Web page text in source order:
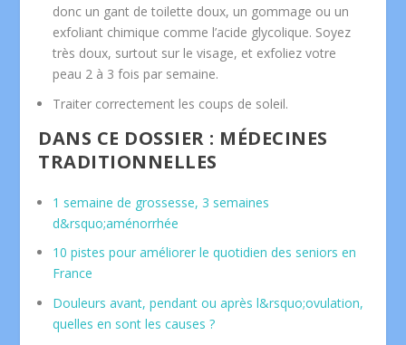
donc un gant de toilette doux, un gommage ou un
exfoliant chimique comme l’acide glycolique. Soyez
très doux, surtout sur le visage, et exfoliez votre
peau 2 à 3 fois par semaine.
Traiter correctement les coups de soleil.
DANS CE DOSSIER : MÉDECINES
TRADITIONNELLES
1 semaine de grossesse, 3 semaines
d&rsquo;aménorrhée
10 pistes pour améliorer le quotidien des seniors en
France
Douleurs avant, pendant ou après l&rsquo;ovulation,
quelles en sont les causes ?